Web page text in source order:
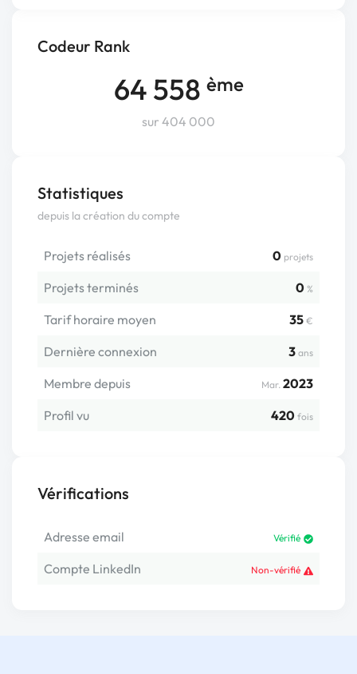
Codeur Rank
64 558 ème
sur 404 000
Statistiques
depuis la création du compte
Projets réalisés 0 projets
Projets terminés 0 %
Tarif horaire moyen 35 €
Dernière connexion 3 ans
Membre depuis Mar. 2023
Profil vu
420 fois
Vérifications
Adresse email Vérifié
Compte LinkedIn Non-vérifié